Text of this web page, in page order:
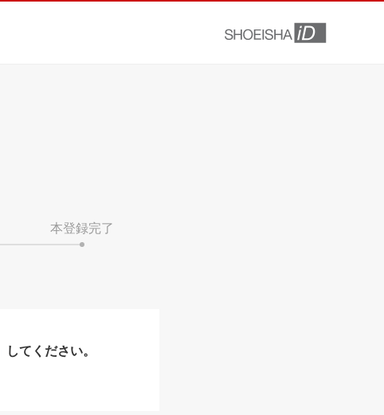
本登録完了
してください。